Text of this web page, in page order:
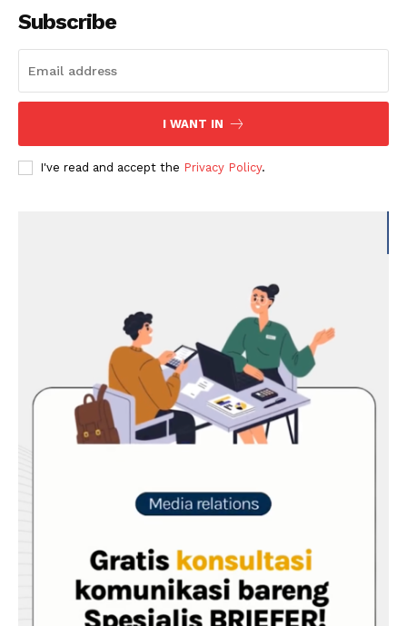
Subscribe
I WANT IN
I've read and accept the Privacy Policy.